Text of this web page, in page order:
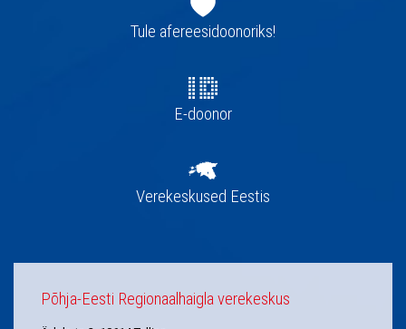
navigatsioonTule afereesidoonoriks!
E-doonor
Verekeskused Eestis
Põhja-Eesti Regionaalhaigla verekeskus